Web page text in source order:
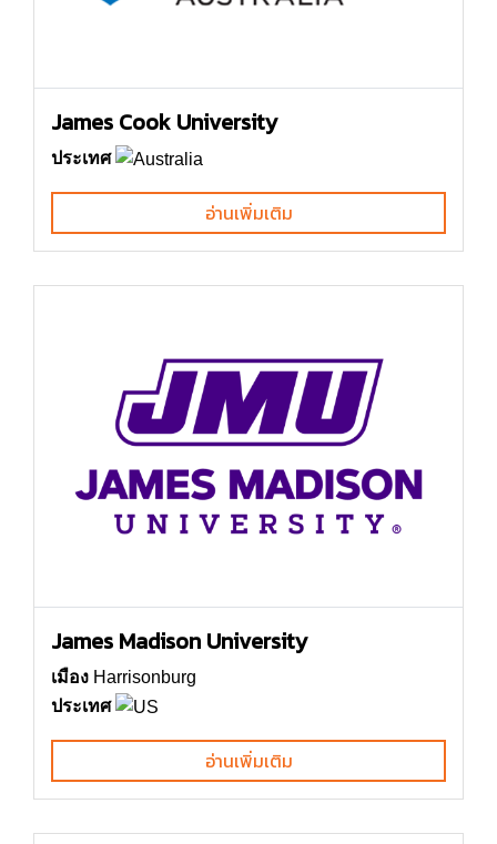
James Cook University
ประเทศ
อ่านเพิ่มเติม
James Madison University
เมือง Harrisonburg
ประเทศ
อ่านเพิ่มเติม